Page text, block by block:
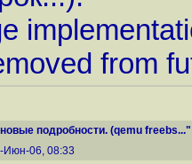
from
подробности. (qemu freebs..."
Июн-06, 08:33